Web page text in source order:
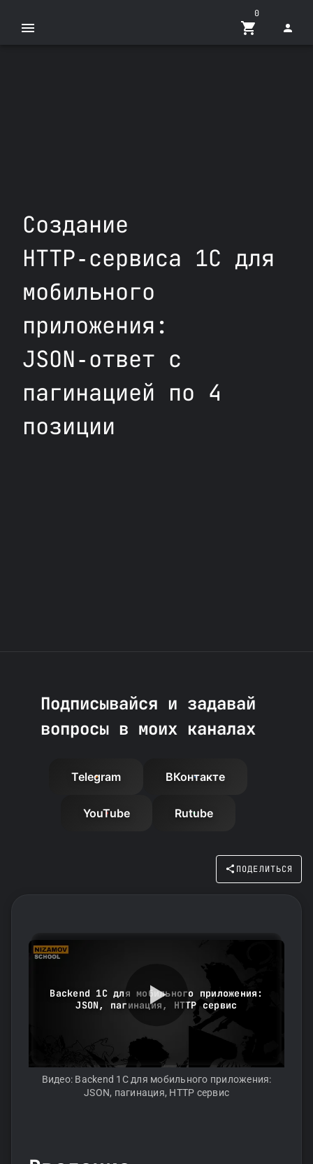
0
Создание
HTTP‑сервиса 1С для
мобильного
приложения:
JSON‑ответ с
пагинацией по 4
позиции
Подписывайся и задавай
вопросы в моих каналах
Telegram ВКонтакте
YouTube Rutube
ПОДЕЛИТЬСЯ
Backend 1С для мобильного приложения:
JSON, пагинация, HTTP сервис
Видео: Backend 1С для мобильного приложения:
JSON, пагинация, HTTP сервис